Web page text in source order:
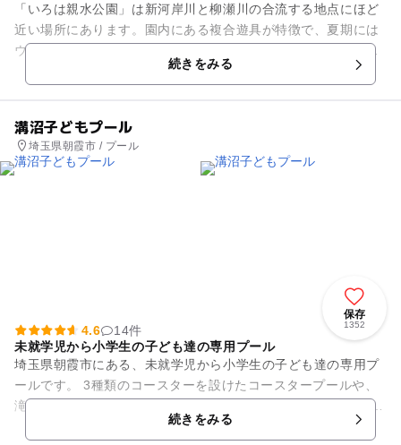
「いろは親水公園」は新河岸川と柳瀬川の合流する地点にほど
近い場所にあります。園内にある複合遊具が特徴で、夏期には
ウォーターパークとなり水遊びが楽しめます。そのほかにも多
目的広場や散策路が整備され...続きをみる
溝沼子どもプール
埼玉県朝霞市 / プール
保存
1352
4.6
14件
未就学児から小学生の子ども達の専用プール
埼玉県朝霞市にある、未就学児から小学生の子ども達の専用プ
ールです。 3種類のコースターを設けたコースタープールや、
滝のプール、幼児プール、児童プールがあります。 利用できる
続きをみる